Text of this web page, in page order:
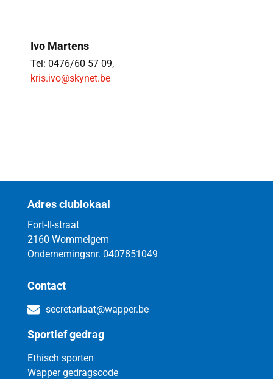
Ivo Martens
Tel: 0476/60 57 09,
kris.ivo@skynet.be
Adres clublokaal
Fort-II-straat
2160 Wommelgem
Ondernemingsnr. 0407851049
Contact
secretariaat@wapper.be
Sportief gedrag
Ethisch sporten
Wapper gedragscode